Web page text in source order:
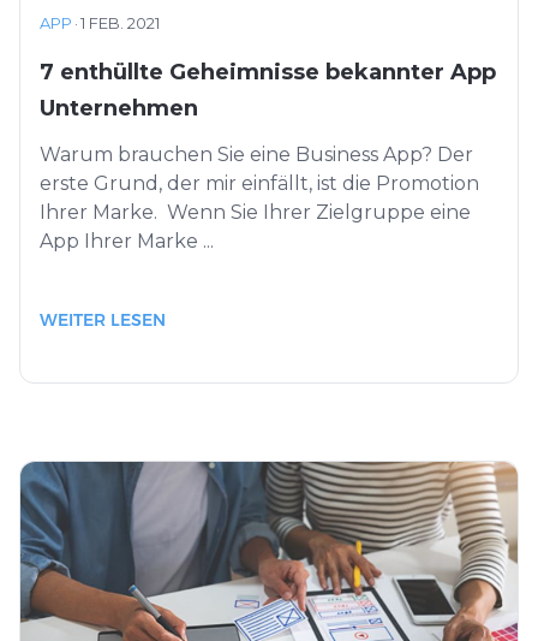
APP ·1 FEB. 2021
7 enthüllte Geheimnisse bekannter App
Unternehmen
Warum brauchen Sie eine Business App? Der
erste Grund, der mir einfällt, ist die Promotion
Ihrer Marke. Wenn Sie Ihrer Zielgruppe eine
App Ihrer Marke ...
WEITER LESEN